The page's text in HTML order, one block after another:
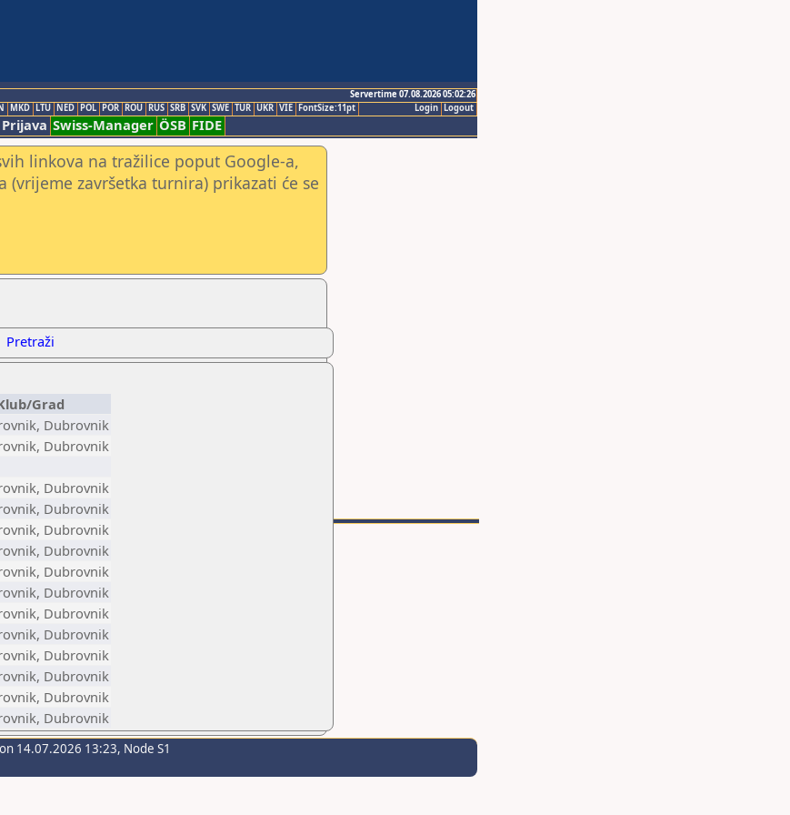
Servertime 07.08.2026 05:02:26
Logout
Login
MKD LTU NED POL POR ROU RUS SRB SVK SWE TUR UKR VIE FontSize:11pt
Swiss-Manager ÖSB FIDE
linkova na tražilice poput Google-a,
završetka turnira) prikazati će se
Pretraži
Grad
Dubrovnik
Dubrovnik
Dubrovnik
Dubrovnik
Dubrovnik
Dubrovnik
Dubrovnik
Dubrovnik
Dubrovnik
Dubrovnik
Dubrovnik
Dubrovnik
Dubrovnik
Dubrovnik
14.07.2026 13:23, Node S1